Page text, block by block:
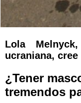
Lola
ucraniana,
¿Tener
tremendos